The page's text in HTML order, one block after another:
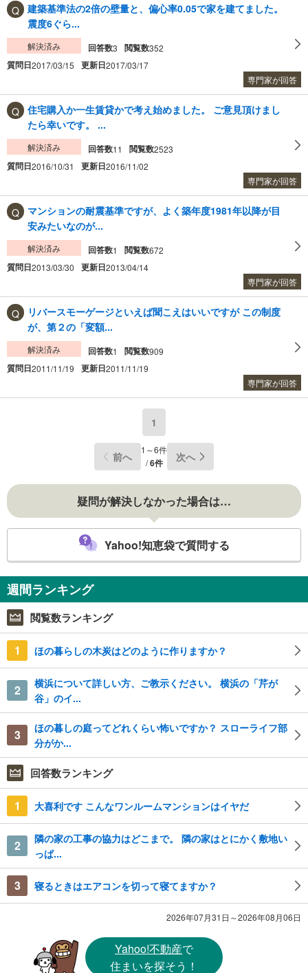
建築基準法の2倍の壁量と、偏心率0.05で家を建てました。
震度6ぐら...
解決済み 回答数3 閲覧数352
質問日2017/03/15 更新日2017/03/17
専門家が回答
住宅購入か一生賃貸かで考え始めました。 ご意見頂けまし
たら幸いです。 ...
解決済み 回答数11 閲覧数2523
質問日2016/10/31 更新日2016/11/02
専門家が回答
マンションの耐震基準ですが、よく築年度1981年以降が目
安みたいなのが...
解決済み 回答数1 閲覧数672
質問日2013/03/30 更新日2013/04/14
専門家が回答
リバースモーゲージといえば聞こえはいいですが この制度
が、第２の「変額...
解決済み 回答数1 閲覧数909
質問日2011/11/19 更新日2011/11/19
専門家が回答
1
前へ
1～6件
/6件 次へ
疑問が解決しなかった場合は…
Yahoo!知恵袋で質問する
週間ランキング
閲覧数ランキング
1 ほの暮らしの木炭はどのように作りますか？
2
横浜について詳しい方、ご教示ください。 横浜の「芹が
谷」のイ...
3
ほの暮しの庭ってどれくらい怖いですか？ スローライフ部
分がか...
回答数ランキング
1 大喜利です こんなワンルームマンションはイヤだ
2
隣の家の工事の協力はどこまで。 隣の家はとにかく敷地い
っぱ...
3 寝るときはエアコンを切って寝てますか？
2026年07月31日～2026年08月06日
Yahoo!不動産で
住まいを探そう！